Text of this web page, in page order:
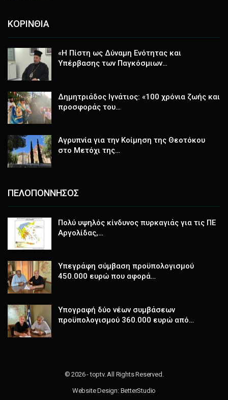
ΚΟΡΙΝΘΙΑ
«Η Πίστη ως Δύναμη Ενότητας και
Υπέρβασης των Παγκόσμιων…
Δημητριάδος Ιγνάτιος: «100 χρόνια ζωής και
προσφοράς του…
Αγρυπνία για την Κοίμηση της Θεοτόκου
στο Μετόχι της…
ΠΕΛΟΠΟΝΝΗΣΟΣ
Πολύ υψηλός κίνδυνος πυρκαγιάς για τις ΠΕ
Αργολίδας,…
Υπεγράφη σύμβαση προϋπολογισμού
450.000 ευρώ που αφορά…
Υπογραφή δύο νέων συμβάσεων
προϋπολογισμού 360.000 ευρώ από…
© 2026 - toptv. All Rights Reserved.
Website Design: BetterStudio